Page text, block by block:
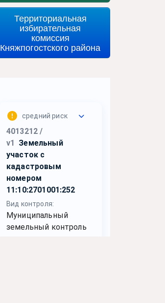
Территориальная
избирательная
комиссия
Княжпогостского района